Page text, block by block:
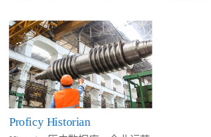
Proficy Historian